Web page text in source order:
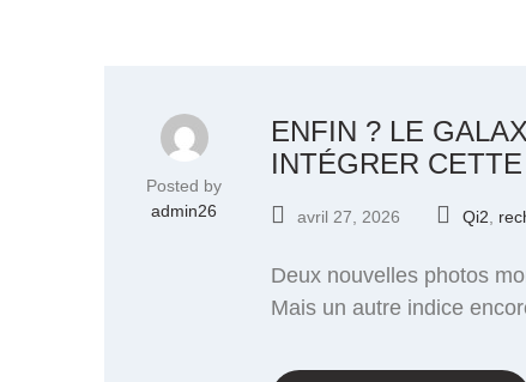
Posted by
admin26
ENFIN ? LE
INTÉGRER
avril 27, 2026 Qi2
Deux nouvelles photos
Mais un autre indice